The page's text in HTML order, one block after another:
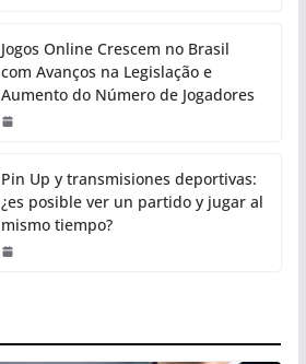
Jogos Online Crescem no Brasil
com Avanços na Legislação e
Aumento do Número de Jogadores
Pin Up y transmisiones deportivas:
¿es posible ver un partido y jugar al
mismo tiempo?